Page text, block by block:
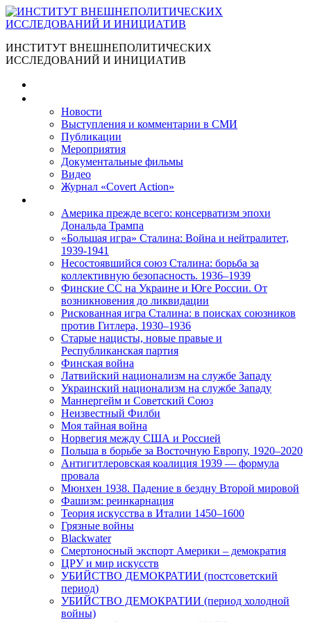
ИНСТИТУТ ВНЕШНЕПОЛИТИЧЕСКИХ
ИССЛЕДОВАНИЙ И ИНИЦИАТИВ
Новости
Выступления и коммента­рии в СМИ
Публикации
Мероприятия
Документальные фильмы
Видео
Журнал «Covert Action»
Америка прежде всего: консерватизм эпохи
Дональда Трампа
«Большая игра» Сталина: Война и нейтралитет,
1939-1941
Несостоявшийся союз Сталина: борьба за
коллективную безопасность. 1936–1939
Финские СС на Украине и Юге России. От
возникновения до ликвидации
Рискованная игра Сталина: в поисках союзников
против Гитлера, 1930–1936
Старые нацисты, новые правые и
Республиканская партия
Финская война
Латвийский национализм на службе Западу
Украинский национализм на службе Западу
Маннергейм и Советский Союз
Неизвестный Филби
Моя тайная война
Норвегия между США и Россией
Польша в борьбе за Восточную Европу, 1920–2020
Антигитлеровская коалиция 1939 — формула
провала
Мюнхен 1938. Падение в бездну Второй мировой
Фашизм: реинкарнация
Теория искусства в Италии 1450–1600
Грязные войны
Blackwater
Смертоносный экспорт Америки – демократия
ЦРУ и мир искусств
УБИЙСТВО ДЕМОКРАТИИ (постсоветский
период)
УБИЙСТВО ДЕМОКРАТИИ (период холодной
войны)